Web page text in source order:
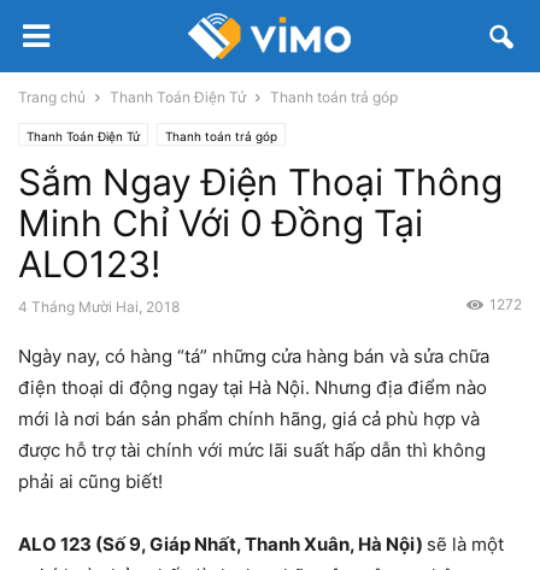
Trang chủ Thanh Toán Điện Tử Thanh toán trả góp
Thanh Toán Điện Tử Thanh toán trả góp
Sắm Ngay Điện Thoại Thông
Minh Chỉ Với 0 Đồng Tại
ALO123!
4 Tháng Mười Hai, 2018 1272
Ngày nay, có hàng “tá” những cửa hàng bán và sửa chữa
điện thoại di động ngay tại Hà Nội. Nhưng địa điểm nào
mới là nơi bán sản phẩm chính hãng, giá cả phù hợp và
được hỗ trợ tài chính với mức lãi suất hấp dẫn thì không
phải ai cũng biết!
ALO 123 (Số 9,Giáp Nhất, Thanh Xuân, Hà Nội) sẽ là một